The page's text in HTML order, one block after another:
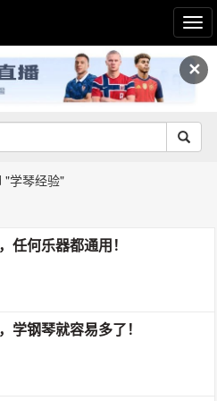
✕
"学琴经验"
任何乐器都通用！
学钢琴就容易多了！